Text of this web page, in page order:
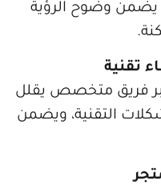
الرؤية
يقلل
ويضمن